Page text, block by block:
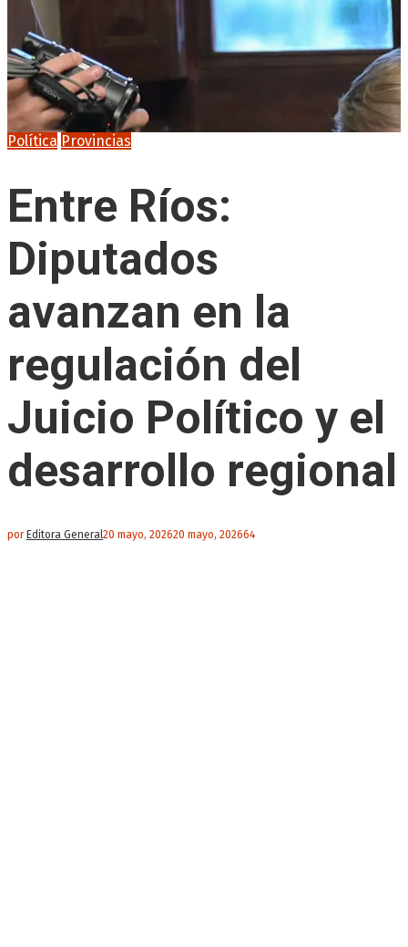
Política Provincias
Entre Ríos:
Diputados
avanzan en la
regulación del
Juicio Político y el
desarrollo regional
por Editora General20 mayo, 202620 mayo, 202664